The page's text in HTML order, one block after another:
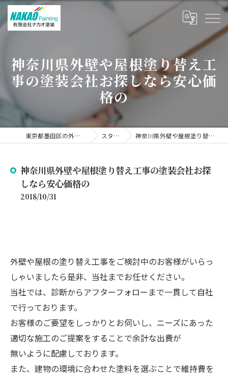
神奈川県外壁や屋根塗り替え工
事の塗装会社お探しなら安心価
格の
東京都墨田区の外壁塗装なら有限会社ナカオ塗装 スタッフブログ 神奈川県外壁や屋根塗り替え工事の塗装会社お探しなら安心価格の
神奈川県外壁や屋根塗り替え工事の塗装会社お探
しなら安心価格の
2018/10/31
外壁や屋根の塗り替え工事をご検討中のお客様がいらっ
しゃいましたら是非、当社までお任せください。
当社では、診断からアフターフォローまで一貫して自社
で行っております。
お客様のご要望をしっかりとお伺いし、ニーズにあった
適切な施工のご提案をすることで余計な出費が
無いように配慮しております。
また、建物の環境に合わせた塗料を選ぶことで維持費を